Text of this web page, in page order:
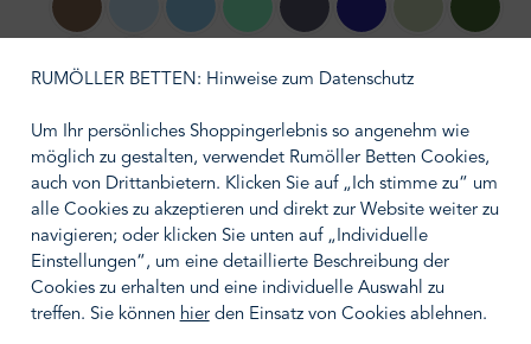
144 safari 202 hellblau198 türkis 205 jeansblau203 keramblau179 pistazie184 kiwi
210 silber212 grau
Größe wählenauswählen
IN DEN WARENKORB
RUMÖLLER BETTEN: Hinweise zum Datenschutz
Um Ihr persönliches Shoppingerlebnis so angenehm wie
möglich zu gestalten, verwendet Rumöller Betten Cookies,
auch von Drittanbietern. Klicken Sie auf „Ich stimme zu“ um
alle Cookies zu akzeptieren und direkt zur Website weiter zu
navigieren; oder klicken Sie unten auf „Individuelle
Einstellungen“, um eine detaillierte Beschreibung der
Cookies zu erhalten und eine individuelle Auswahl zu
treffen. Sie können hierden Einsatz von Cookies ablehnen.